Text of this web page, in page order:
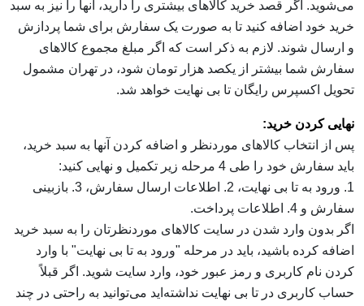
می‌‏شوید. اگر قصد خرید کالاهای بیشتری را دارید، آنها را نیز به سبد
خرید خود اضافه کنید تا به صورت یک سفارش برای شما پردازش
و ارسال شوند. لازم به ذکر است که اگر مبلغ مجموع کالاهای
سفارش‌ شما بیشتر از یکصد هزار تومان شود، در تهران مشمول
تحویل اکسپرس رایگان تا بی نهایت خواهد شد.
نهایی کردن خرید:
پس از انتخاب کالاهای موردنظر و اضافه کردن آنها به سبد خرید،
باید سفارش خود را طی 4 مرحله زیر تکمیل و نهایی کنید:
1. ورود به تا بی نهایت، 2. اطلاعات ارسال سفارش، 3. بازبینی
سفارش و 4. اطلاعات پرداخت.
اگر بدون وارد شدن در سایت کالاهای موردنظرتان را به سبد خرید
اضافه کرده باشید، باید در مرحله "ورود به تا بی نهایت" با وارد
کردن نام کاربری و رمز عبور خود، وارد سایت ‏‌شوید. اگر قبلاً
حساب کاربری در تا بی نهایت نداشته‌اید می‌‏‏توانید به راحتی در چند